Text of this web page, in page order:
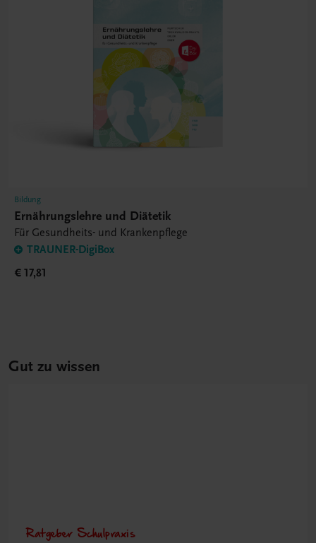
Bildung
Ernährungslehre und Diätetik
Für Gesundheits- und Krankenpflege
TRAUNER-DigiBox
€ 17,81
Gut zu wissen
Ratgeber Schulpraxis